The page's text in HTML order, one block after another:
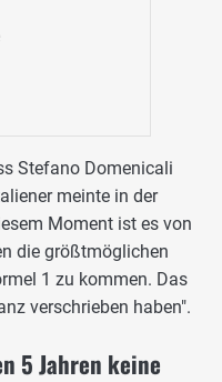
Stefano Domenicali
meinte in der
Moment ist es von
die größtmöglichen
1 zu kommen. Das
verschrieben haben".
5 Jahren keine